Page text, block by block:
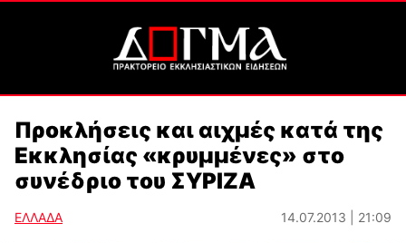
Προκλήσεις και αιχμές κατά της
Εκκλησίας «κρυμμένες» στο
συνέδριο του ΣΥΡΙΖΑ
ΕΛΛΑΔΑ 14.07.2013 | 21:09